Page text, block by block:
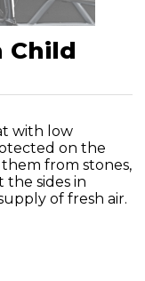
Child
with low
on the
from stones,
the sides in
of fresh air.